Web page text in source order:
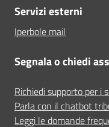
Servizi esterni
Iperbole mail
Segnala o chiedi
Richiedi supporto per i
Parla con il chatbot
Leggi le domande